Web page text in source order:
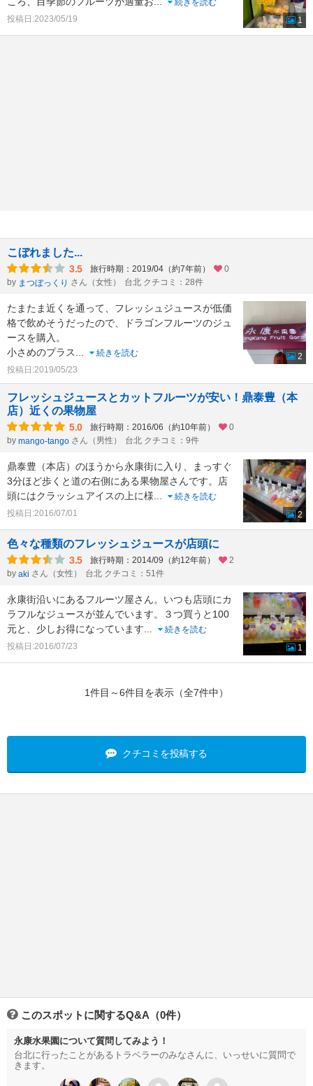
続きを読む
投稿日:2023/05/19
1
こぼれました...
3.5 旅行時期：2019/04（約7年前）
0
by まつぼっくり さん（女性） 台北 クチコミ：28件
たまたま近くを通って、フレッシュジュースが低価
格で飲めそうだったので、ドラゴンフルーツのジュ
ースを購入。
小さめのプラス
続きを読む
投稿日:2019/05/23
2
フレッシュジュースとカットフルーツが安い！鼎泰豊（本
店）近くの果物屋
5.0 旅行時期：2016/06（約10年前）
0
by mango-tango さん（男性） 台北 クチコミ：9件
鼎泰豊（本店）のほうから永康街に入り、まっすぐ
3分ほど歩くと道の右側にある果物屋さんです。店
頭にはクラッシュアイスの上に様
続きを読む
投稿日:2016/07/01
2
色々な種類のフレッシュジュースが店頭に
3.5 旅行時期：2014/09（約12年前）
2
by aki さん（女性） 台北 クチコミ：51件
永康街沿いにあるフルーツ屋さん。いつも店頭にカ
ラフルなジュースが並んでいます。３つ買うと100
元と、少しお得になっています
続きを読む
投稿日:2016/07/23
1
1件目～6件目を表示（全7件中）
クチコミを投稿する
このスポットに関するQ&A（0件）
永康水果園について質問してみよう！
台北に行ったことがあるトラベラーのみなさんに、いっせいに質問で
きます。